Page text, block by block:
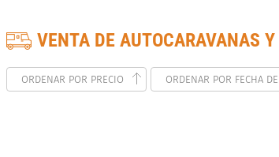
VENTA DE AUTOCARAVANAS
ORDENAR POR PRECIO ORDENAR POR FECHA